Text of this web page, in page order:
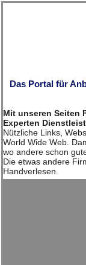
Das Portal für
Mit unseren Seiten
Experten
Nützliche Links,
World Wide Web.
wo andere schon
Die etwas andere
Handverlesen.